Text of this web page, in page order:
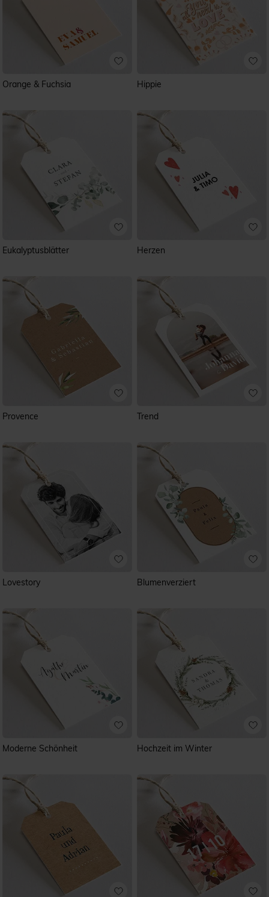
Orange & Fuchsia Hippie
Eukalyptusblätter Herzen
Provence Trend
Lovestory Blumenverziert
Moderne Schönheit Hochzeit im Winter